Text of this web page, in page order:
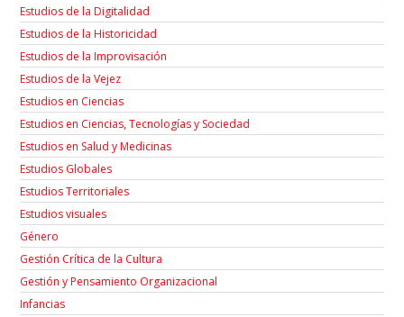
Estudios de la Digitalidad
Estudios de la Historicidad
Estudios de la Improvisación
Estudios de la Vejez
Estudios en Ciencias
Estudios en Ciencias, Tecnologías y Sociedad
Estudios en Salud y Medicinas
Estudios Globales
Estudios Territoriales
Estudios visuales
Género
Gestión Crítica de la Cultura
Gestión y Pensamiento Organizacional
Infancias